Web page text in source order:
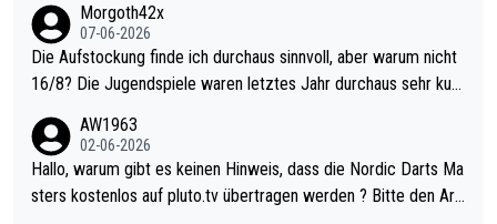
Morgoth42x
07-06-2026
Die Aufstockung finde ich durchaus sinnvoll, aber warum nicht
16/8? Die Jugendspiele waren letztes Jahr durchaus sehr kurz
Allerdings ist Mitchell Lawrie als Nummer 1 der Welt eh qualifi
ziert. Somit ändert die automatische Qualifikation des Weltmei
sters erstmal nichts. Ich denke sie wollen damit für nächstes J
AW1963
02-06-2026
Hallo, warum gibt es keinen Hinweis, dass die Nordic Darts Ma
sters kostenlos auf pluto.tv übertragen werden ? Bitte den Arti